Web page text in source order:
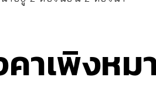
าเพิงหม